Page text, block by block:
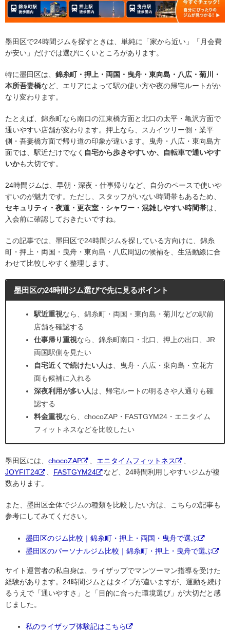
墨田区で24時間ジムを探すときは、単純に「家から近い」「月会費
が安い」だけでは選びにくいところがあります。
特に墨田区は、 錦糸町・押上・両国・曳舟・東向島・八広・菊川・
本所吾妻橋など、エリアによって駅の使い方や夜の帰宅ルートがか
なり変わります。
たとえば、錦糸町なら南口の江東橋方面と北口の太平・亀沢方面で
通いやすい店舗が変わります。押上なら、スカイツリー側・業平
側・吾妻橋方面で帰り道の印象が違います。曳舟・八広・東向島方
面では、駅近だけでなく 自宅から歩きやすいか、自転車で通いやす
いかも大切です。
24時間ジムは、早朝・深夜・仕事帰りなど、自分のペースで使いや
すいのが魅力です。ただし、スタッフがいない時間帯もあるため、
セキュリティ・夜道・更衣室・シャワー・混雑しやすい時間帯は、
入会前に確認しておきたいですね。
この記事では、墨田区で24時間ジムを探している方向けに、錦糸
町・押上・両国・曳舟・東向島・八広周辺の候補を、生活動線に合
わせて比較しやすく整理します。
墨田区の24時間ジム選びで先に見るポイント
駅近重視なら、錦糸町・両国・東向島・菊川などの駅前
店舗を確認する
仕事帰り重視なら、錦糸町南口・北口、押上の出口、JR
両国駅側を見たい
自宅近くで続けたい人は、曳舟・八広・東向島・立花方
面も候補に入れる
深夜利用が多い人は、帰宅ルートの明るさや人通りも確
認する
料金重視なら、chocoZAP・FASTGYM24・エニタイム
フィットネスなどを比較したい
墨田区には、 chocoZAP エニタイムフィットネス
JOYFIT24
FASTGYM24
など、24時間利用しやすいジムが複
数あります。
また、墨田区全体でジムの種類を比較したい方は、こちらの記事も
参考にしてみてください。
墨田区のジム比較｜錦糸町・押上・両国・曳舟で選ぶ
墨田区のパーソナルジム比較｜錦糸町・押上・曳舟で選ぶ
サイト運営者の私自身は、ライザップでマンツーマン指導を受けた
経験があります。24時間ジムとはタイプが違いますが、運動を続け
るうえで「通いやすさ」と「目的に合った環境選び」が大切だと感
じました。
私のライザップ体験記はこちら